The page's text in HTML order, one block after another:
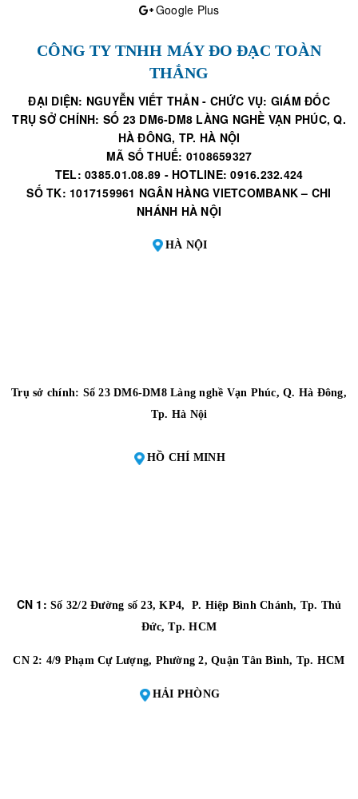
Google Plus
CÔNG TY TNHH MÁY ĐO ĐẠC TOÀN
THẮNG
ĐẠI DIỆN: NGUYỄN VIẾT THẢN - CHỨC VỤ: GIÁM ĐỐC
TRỤ SỞ CHÍNH: SỐ 23 DM6-DM8 LÀNG NGHỀ VẠN PHÚC, Q.
HÀ ĐÔNG, TP. HÀ NỘI
MÃ SỐ THUẾ: 0108659327
TEL: 0385.01.08.89 - HOTLINE: 0916.232.424
SỐ TK: 1017159961 NGÂN HÀNG VIETCOMBANK – CHI
NHÁNH HÀ NỘI
HÀ NỘI
Trụ sở chính: Số 23 DM6-DM8 Làng nghề Vạn Phúc, Q. Hà Đông,
Tp. Hà Nội
HỒ CHÍ MINH
CN 1: Số 32/2 Đường số 23, KP4, P. Hiệp Bình Chánh, Tp. Thủ
Đức, Tp. HCM
CN 2: 4/9 Phạm Cự Lượng, Phường 2, Quận Tân Bình, Tp. HCM
HẢI PHÒNG